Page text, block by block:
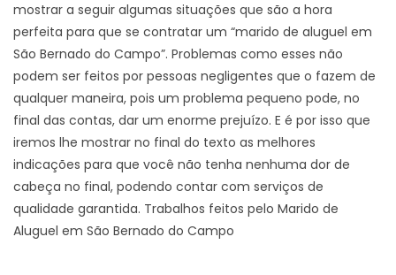
mostrar a seguir algumas situações que são a hora
perfeita para que se contratar um “marido de aluguel em
São Bernado do Campo”. Problemas como esses não
podem ser feitos por pessoas negligentes que o fazem de
qualquer maneira, pois um problema pequeno pode, no
final das contas, dar um enorme prejuízo. E é por isso que
iremos lhe mostrar no final do texto as melhores
indicações para que você não tenha nenhuma dor de
cabeça no final, podendo contar com serviços de
qualidade garantida. Trabalhos feitos pelo Marido de
Aluguel em São Bernado do Campo